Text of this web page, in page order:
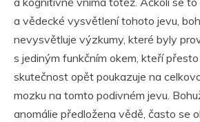
a vědecké vysvětlení tohoto jevu,
nevysvětluje výzkumy, které byly
s jediným funkčním okem, kteří
skutečnost opět poukazuje na
mozku na tomto podivném jevu.
anomálie předložena vědě, často se